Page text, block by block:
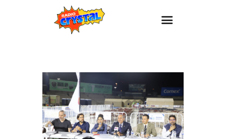
Estaciones
Eventos
Promociones
Noticias